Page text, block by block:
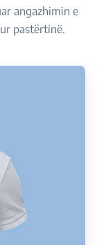
angazhimin e
pastërtinë.